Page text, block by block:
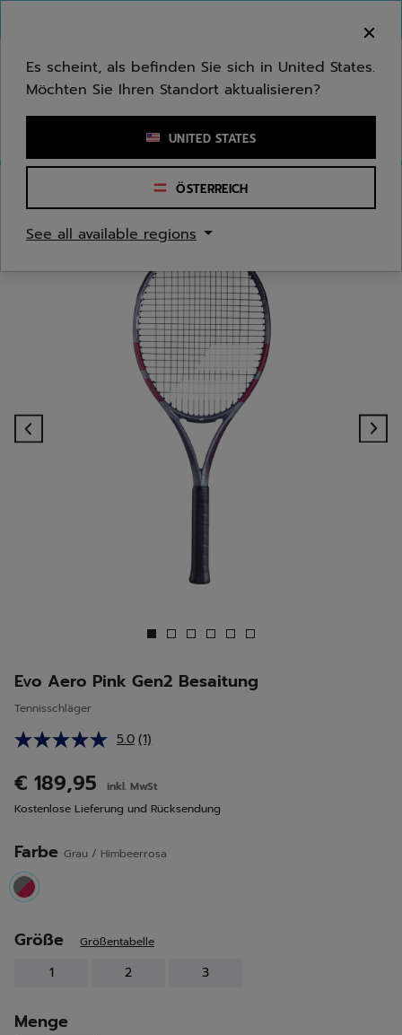
Stichwort oder Artikelnummer eingeben
Evo Aero Pink Gen2 Besaitung
Tennisschläger
5.0 Bewertung
auf
derselben
Seite.
(1)
€ 189,95
inkl. MwSt
Kostenlose Lieferung und Rücksendung
Farbe Grau / Himbeerrosa
selected
Größe Größentabelle
1 2 3
Menge
Es scheint, als befinden Sie sich in United States.
Möchten Sie Ihren Standort aktualisieren?
UNITED STATES
ÖSTERREICH
See all available regions